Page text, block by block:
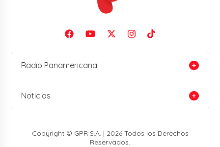
Radio Panamericana
Noticias
Copyright © GPR S.A. | 2026 Todos los Derechos
Reservados.